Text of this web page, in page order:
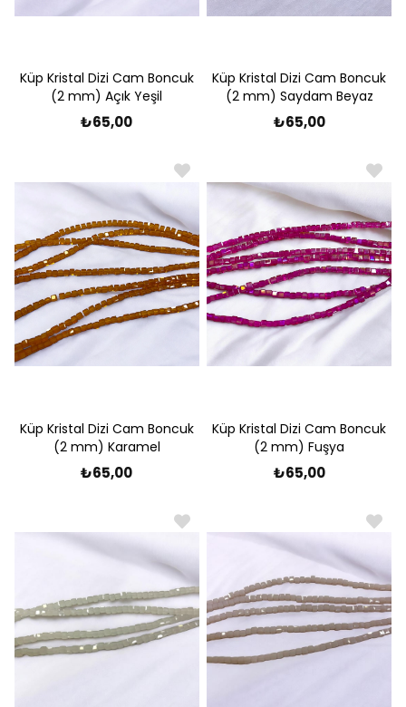
Küp Kristal Dizi Cam Boncuk
(2 mm) Açık Yeşil
₺65,00
Küp Kristal Dizi Cam Boncuk
(2 mm) Saydam Beyaz
₺65,00
Küp Kristal Dizi Cam Boncuk
(2 mm) Karamel
₺65,00
Küp Kristal Dizi Cam Boncuk
(2 mm) Fuşya
₺65,00